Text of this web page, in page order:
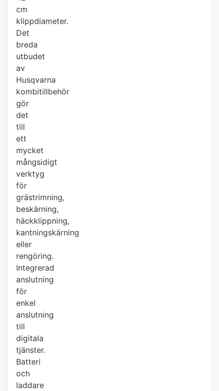
cm
klippdiameter.
Det
breda
utbudet
av
Husqvarna
kombitillbehör
gör
det
till
ett
mycket
mångsidigt
verktyg
för
grästrimning,
beskärning,
häckklippning,
kantningskärning
eller
rengöring.
Integrerad
anslutning
för
enkel
anslutning
till
digitala
tjänster.
Batteri
och
laddare